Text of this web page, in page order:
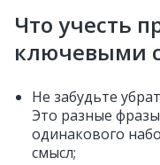
Что учесть
ключевыми
Не забудьте
Это разные
одинакового
смысл;